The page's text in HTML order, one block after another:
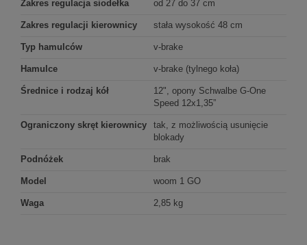
Zakres regulacja siodełka od 27 do 37 cm
Zakres regulacji kierownicy stała wysokość 48 cm
Typ hamulców v-brake
Hamulce v-brake (tylnego koła)
Średnice i rodzaj kół
12", opony Schwalbe G-One
Speed 12x1,35”
Ograniczony skręt kierownicy
tak, z możliwością usunięcie
blokady
Podnóżek brak
Model woom 1 GO
Waga 2,85 kg